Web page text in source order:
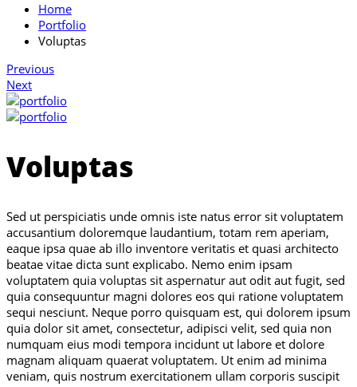
Home
Portfolio
Voluptas
Previous
Next
Voluptas
Sed ut perspiciatis unde omnis iste natus error sit voluptatem
accusantium doloremque laudantium, totam rem aperiam,
eaque ipsa quae ab illo inventore veritatis et quasi architecto
beatae vitae dicta sunt explicabo. Nemo enim ipsam
voluptatem quia voluptas sit aspernatur aut odit aut fugit, sed
quia consequuntur magni dolores eos qui ratione voluptatem
sequi nesciunt. Neque porro quisquam est, qui dolorem ipsum
quia dolor sit amet, consectetur, adipisci velit, sed quia non
numquam eius modi tempora incidunt ut labore et dolore
magnam aliquam quaerat voluptatem. Ut enim ad minima
veniam, quis nostrum exercitationem ullam corporis suscipit